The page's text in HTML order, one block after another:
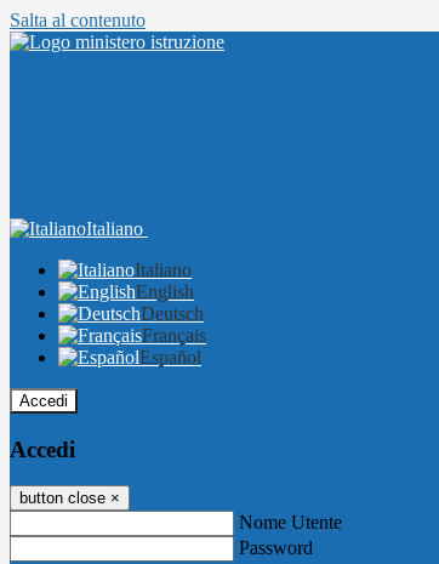
Salta al contenuto
Italiano
Italiano
English
Deutsch
Français
Español
Accedi
Accedi
button close ×
Nome Utente
Password